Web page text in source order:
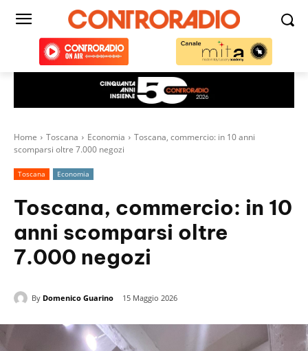
Home Toscana Economia
Toscana, commercio: in 10 anni
scomparsi oltre 7.000 negozi
Toscana Economia
Toscana, commercio: in 10
anni scomparsi oltre
7.000 negozi
By Domenico Guarino 15 Maggio 2026